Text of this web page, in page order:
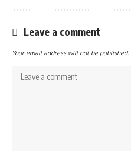
Leave a comment
Your email address will not be published.